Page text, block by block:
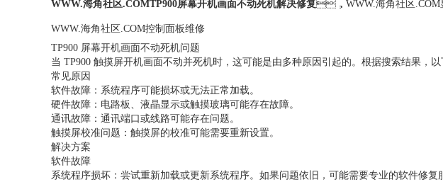
WWW.海角社区.COMTP900屏幕开机画面不动死机解决修复，WWW.海角社区.COM显
WWW.海角社区.COM控制面板维修
TP900 屏幕开机画面不动死机问题
当 TP900 触摸屏开机画面不动并死机时，这可能是由多种原因引起的。根据搜索结果，
常见原因
软件故障：系统程序可能损坏或无法正常加载。
硬件故障：电路板、液晶显示或触摸玻璃可能存在故障。
通讯故障：通讯端口或线路可能存在问题。
触摸屏校准问题：触摸屏的校准可能需要重新设置。
解决方案
软件故障
系统程序损坏：尝试重新加载或更新系统程序。如果问题依旧，可能需要专业的软件修复服务